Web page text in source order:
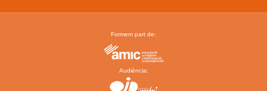
Formem part de:
Audiència: